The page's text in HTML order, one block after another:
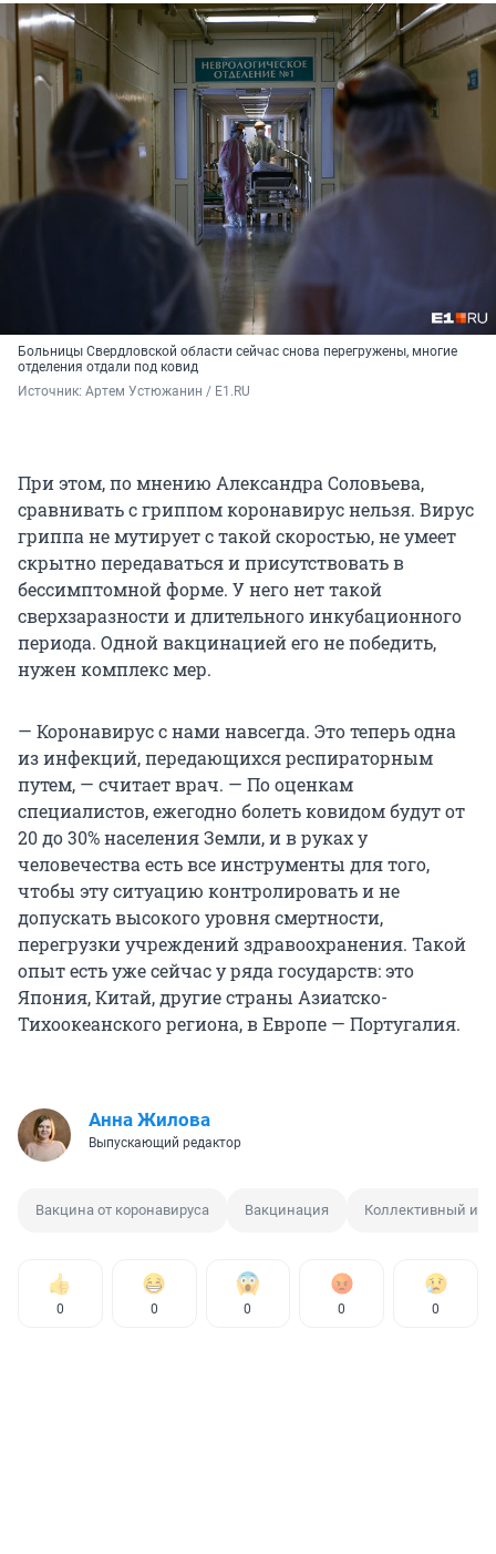
Больницы Свердловской области сейчас снова перегружены, многие
отделения отдали под ковид
Источник: Артем Устюжанин / E1.RU
При этом, по мнению Александра Соловьева,
сравнивать с гриппом коронавирус нельзя. Вирус
гриппа не мутирует с такой скоростью, не умеет
скрытно передаваться и присутствовать в
бессимптомной форме. У него нет такой
сверхзаразности и длительного инкубационного
периода. Одной вакцинацией его не победить,
нужен комплекс мер.
— Коронавирус с нами навсегда. Это теперь одна
из инфекций, передающихся респираторным
путем, — считает врач. — По оценкам
специалистов, ежегодно болеть ковидом будут от
20 до 30% населения Земли, и в руках у
человечества есть все инструменты для того,
чтобы эту ситуацию контролировать и не
допускать высокого уровня смертности,
перегрузки учреждений здравоохранения. Такой
опыт есть уже сейчас у ряда государств: это
Япония, Китай, другие страны Азиатско-
Тихоокеанского региона, в Европе — Португалия.
Анна Жилова
Выпускающий редактор
Вакцина от коронавируса Вакцинация Коллективный
0 0 0 0 0